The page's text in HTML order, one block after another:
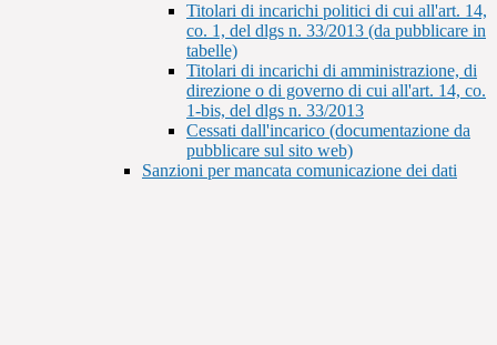
Titolari di incarichi politici di cui all'art. 14,
co. 1, del dlgs n. 33/2013 (da pubblicare in
tabelle)
Titolari di incarichi di amministrazione, di
direzione o di governo di cui all'art. 14, co.
1-bis, del dlgs n. 33/2013
Cessati dall'incarico (documentazione da
pubblicare sul sito web)
Sanzioni per mancata comunicazione dei dati